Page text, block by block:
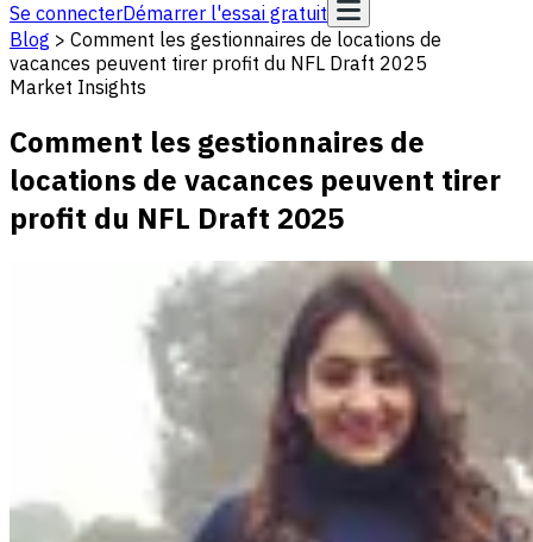
Se connecterDémarrer l'essai gratuit
Blog > Comment les gestionnaires de locations de
vacances peuvent tirer profit du NFL Draft 2025
Market Insights
Comment les gestionnaires de
locations de vacances peuvent tirer
profit du NFL Draft 2025